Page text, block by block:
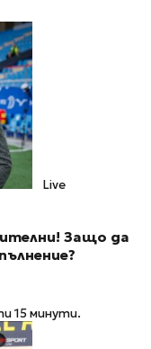
Live
Защо да
15 минути.